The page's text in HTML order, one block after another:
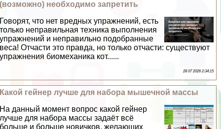
(возможно) необходимо запретить
Говорят, что нет вредных упражнений, есть
только неправильная техника выполнения
упражнений и неправильно подобранные
веса! Отчасти это правда, но только отчасти: существуют
упражнения биомеханика кот......
28 07 2026 2:34:15
Какой гeйнер лучше для набора мышечной массы
На данный момент вопрос какой гeйнер
лучше для набора массы задаёт всё
больше и больше новичков, желающих